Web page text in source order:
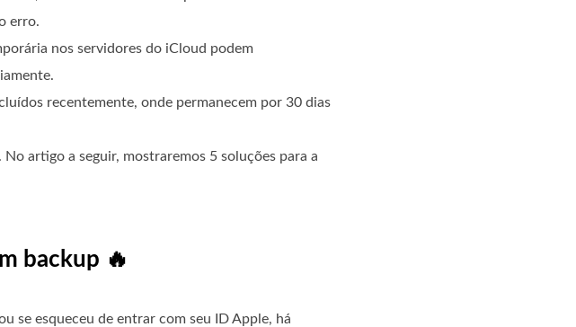
erro.
nos servidores do iCloud podem
recentemente, onde permanecem por 30 dias
artigo a seguir, mostraremos 5 soluções para a
backup 🔥
se esqueceu de entrar com seu ID Apple, há